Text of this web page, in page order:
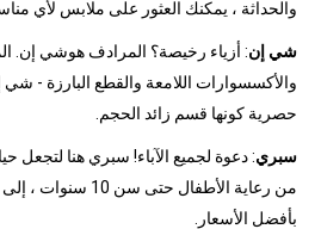
والحداثة ، يمكنك العثور على ملابس لأي
شي إن: أزياء رخيصة؟ المرادف هوشي إن.
والأكسسوارات اللامعة والقطع البارزة - شي
حصرية كونها قسم زائد الحجم.
سبري: دعوة لجميع الآباء! سبري هنا
من رعاية الأطفال
بأفضل الأسعار.